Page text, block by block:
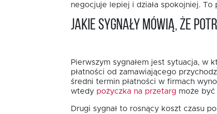
negocjuje lepiej i działa spokojniej.
Jakie sygnały mówią, że
Pierwszym sygnałem jest sytuacja, w
płatności od zamawiającego
średni termin płatności w firmach
wtedy pożyczka na przetarg może
Drugi sygnał to rosnący koszt czasu